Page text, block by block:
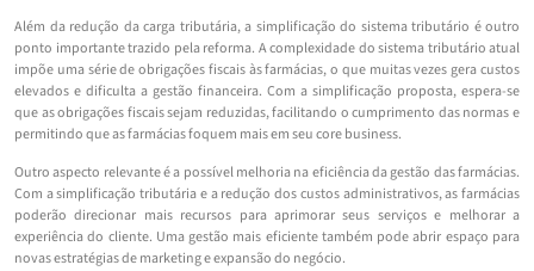
Além da redução da carga tributária, a simplificação do sistema tributário é outro
ponto importante trazido pela reforma. A complexidade do sistema tributário atual
impõe uma série de obrigações fiscais às farmácias, o que muitas vezes gera custos
elevados e dificulta a gestão financeira. Com a simplificação proposta, espera-se
que as obrigações fiscais sejam reduzidas, facilitando o cumprimento das normas e
permitindo que as farmácias foquem mais em seu core business.
Outro aspecto relevante é a possível melhoria na eficiência da gestão das farmácias.
Com a simplificação tributária e a redução dos custos administrativos, as farmácias
poderão direcionar mais recursos para aprimorar seus serviços e melhorar a
experiência do cliente. Uma gestão mais eficiente também pode abrir espaço para
novas estratégias de marketing e expansão do negócio.